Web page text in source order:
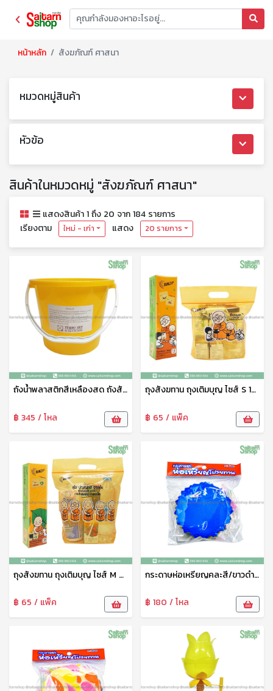
หน้าหลัก สังฆภัณฑ์ ศาสนา
หมวดหมู่สินค้า
หัวข้อ
สินค้าในหมวดหมู่ "สังฆภัณฑ์ ศาสนา"
แสดงสินค้า 1 ถึง 20 จาก 184 รายการ
เรียงตาม
ใหม่ - เก่า แสดง 20 รายการ
ถังน้ำพลาสติกสีเหลืองสด ถังสังฆทาน 2.5K No.205 SRT
฿ 345 / โหล
ถุงสังฆทาน ถุงเติมบุญ ไซส์ S 18x24 ซม. Sunzip
฿ 65 / แพ็ค
ถุงสังฆทาน ถุงเติมบุญ ไซส์ M 27x27 ซม. Sunzip
฿ 65 / แพ็ค
กระดาษห่อเหรียญคละสี/ขาวดำ 100แผ่น 0
฿ 180 / โหล